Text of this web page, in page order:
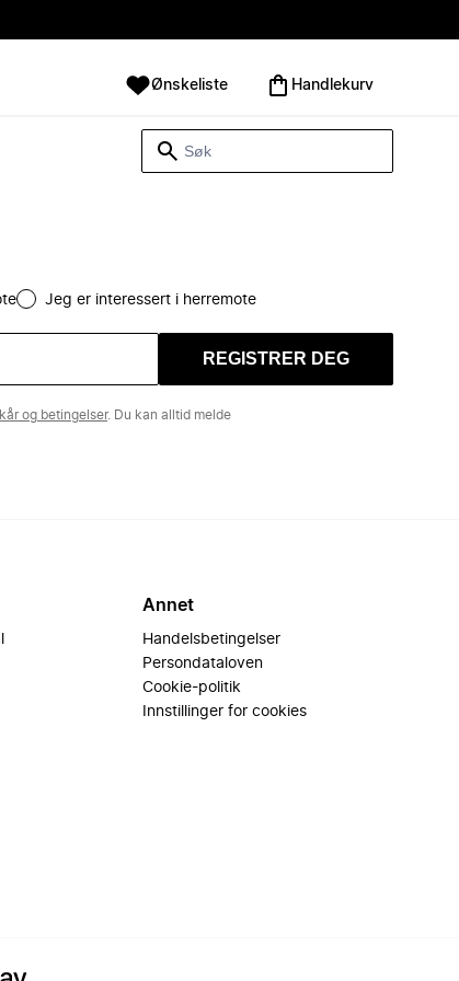
Ønskeliste Handlekurv
Jeg er interessert i herremote
REGISTRER DEG
og betingelser. Du kan alltid melde
Annet
Handelsbetingelser
Persondataloven
Cookie-politik
Innstillinger for cookies